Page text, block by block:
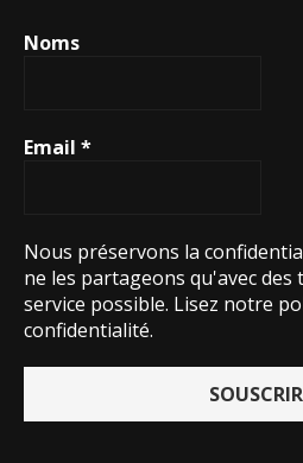
Noms
Email *
Nous préservons la
ne les partageons qu'avec des
service possible. Lisez notre
confidentialité.